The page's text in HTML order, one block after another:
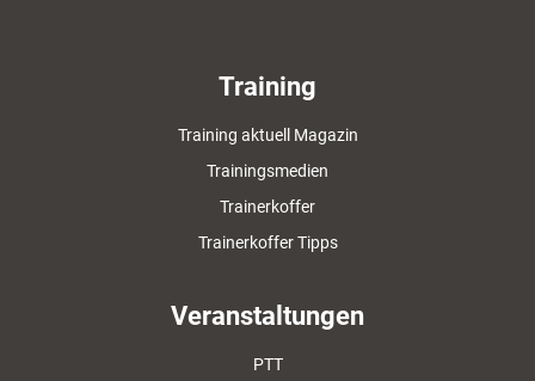
Training
Training aktuell Magazin
Trainingsmedien
Trainerkoffer
Trainerkoffer Tipps
Veranstaltungen
PTT